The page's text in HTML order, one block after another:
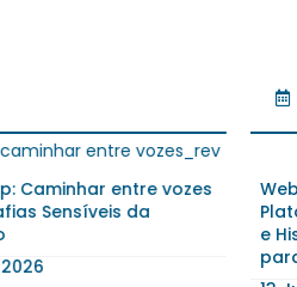
Webinar
Plataforma Lusófona
e História Oral e das
para Arquivos de